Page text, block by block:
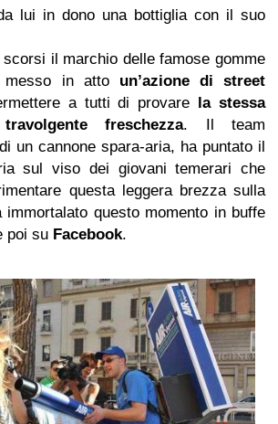
lui in dono una bottiglia con il suo
il marchio delle famose gomme
messo in atto un’azione di street
a tutti di provare la stessa
freschezza. Il team
un cannone spara-aria, ha puntato il
sul viso dei giovani temerari che
questa leggera brezza sulla
immortalato questo momento in buffe
poi su Facebook.